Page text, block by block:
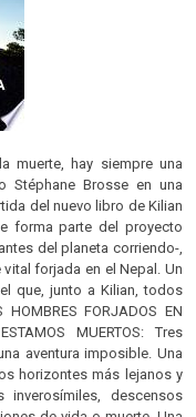
muerte, hay siempre una
Stéphane Brosse en una
del nuevo libro de Kilian
forma parte del proyecto
del planeta corriendo-,
forjada en el Nepal. Un
que, junto a Kilian, todos
FORJADOS EN
MUERTOS: Tres
aventura imposible. Una
horizontes más lejanos y
descensos